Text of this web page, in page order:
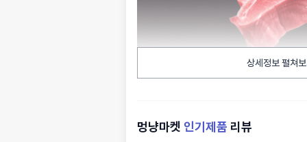
상세정보 펼쳐
멍냥마켓 인기제품 리뷰